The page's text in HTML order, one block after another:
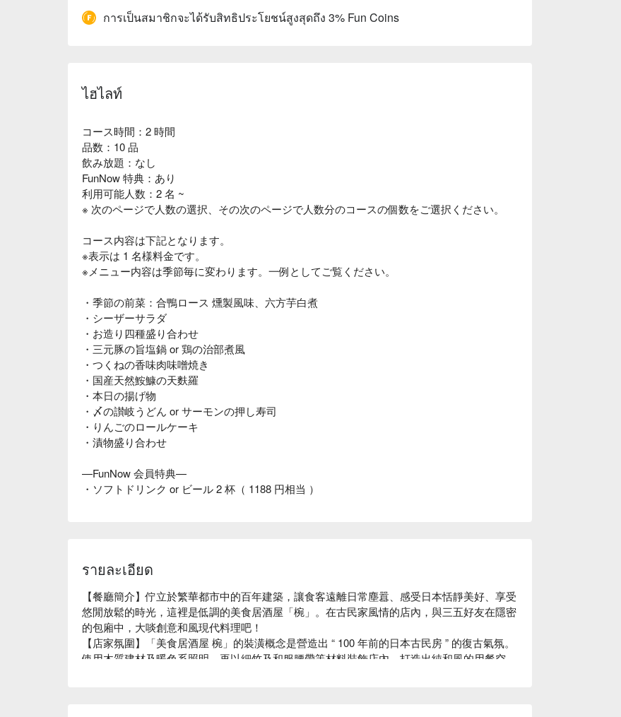
การเป็นสมาชิกจะได้รับสิทธิประโยชน์สูงสุดถึง 3% Fun Coins
ไฮไลท์
コース時間：2 時間
品数：10 品
飲み放題：なし
FunNow 特典：あり
利用可能人数：2 名 ~
※ 次のページで人数の選択、その次のページで人数分のコースの個数をご選択ください。
コース内容は下記となります。
※表示は 1 名様料金です。
※メニュー内容は季節毎に変わります。一例としてご覧ください。
・季節の前菜：合鴨ロース 燻製風味、六方芋白煮
・シーザーサラダ
・お造り四種盛り合わせ
・三元豚の旨塩鍋 or 鶏の治部煮風
・つくねの香味肉味噌焼き
・国産天然鮟鱇の天麩羅
・本日の揚げ物
・〆の讃岐うどん or サーモンの押し寿司
・りんごのロールケーキ
・漬物盛り合わせ
—FunNow 会員特典—
・ソフトドリンク or ビール 2 杯（ 1188 円相当 ）
รายละเอียด
【餐廳簡介】佇立於繁華都市中的百年建築，讓食客遠離日常塵囂、感受日本恬靜美好、享受
悠閒放鬆的時光，這裡是低調的美食居酒屋「椀」。在古民家風情的店內，與三五好友在隱密
的包廂中，大啖創意和風現代料理吧！
【店家氛圍】「美食居酒屋 椀」的裝潢概念是營造出 “ 100 年前的日本古民房 ” 的復古氣氛。
使用木質建材及暖色系照明，再以細竹及和服腰帶等材料裝飾店內，打造出純和風的用餐空